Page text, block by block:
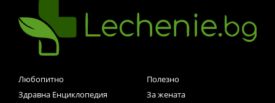
Любопитно
Полезно
Здравна Енциклопедия
За жената